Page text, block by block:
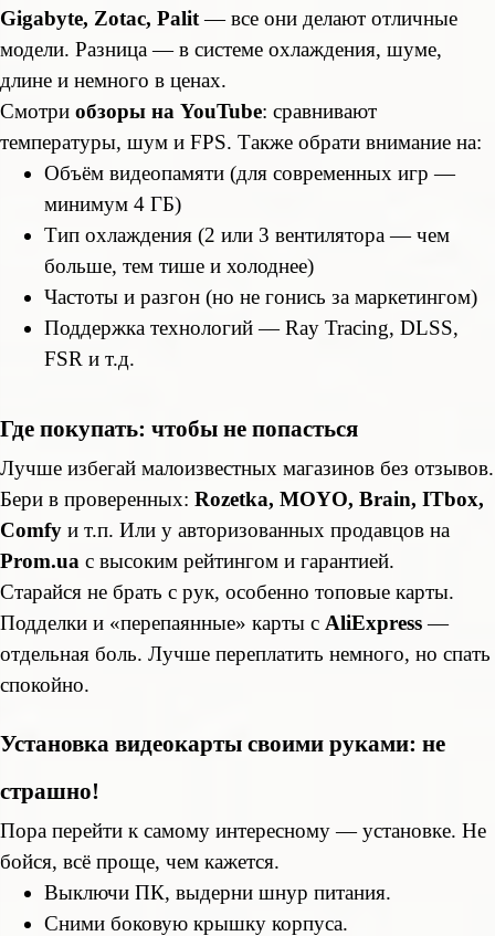
Gigabyte, Zotac, Palit— все они делают отличные
модели. Разница — в системе охлаждения, шуме,
длине и немного в ценах.
Смотри обзоры на YouTube: сравнивают
температуры, шум и FPS. Также обрати внимание на:
Объём видеопамяти (для современных игр —
минимум 4 ГБ)
Тип охлаждения (2 или 3 вентилятора — чем
больше, тем тише и холоднее)
Частоты и разгон (но не гонись за маркетингом)
Поддержка технологий — Ray Tracing, DLSS,
FSR и т.д.
Где покупать: чтобы не попасться
Лучше избегай малоизвестных магазинов без отзывов.
Бери в проверенных: Rozetka, MOYO, Brain, ITbox,
Comfy и т.п. Или у авторизованных продавцов на
Prom.ua с высоким рейтингом и гарантией.
Старайся не брать с рук, особенно топовые карты.
Подделки и «перепаянные» карты с AliExpress—
отдельная боль. Лучше переплатить немного, но спать
спокойно.
Установка видеокарты своими руками: не
страшно!
Пора перейти к самому интересному — установке. Не
бойся, всё проще, чем кажется.
Выключи ПК, выдерни шнур питания.
Сними боковую крышку корпуса.